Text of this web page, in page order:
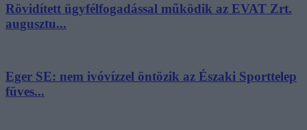
Rövidített ügyfélfogadással működik az EVAT Zrt.
augusztu...
Eger SE: nem ivóvízzel öntözik az Északi Sporttelep
füves...